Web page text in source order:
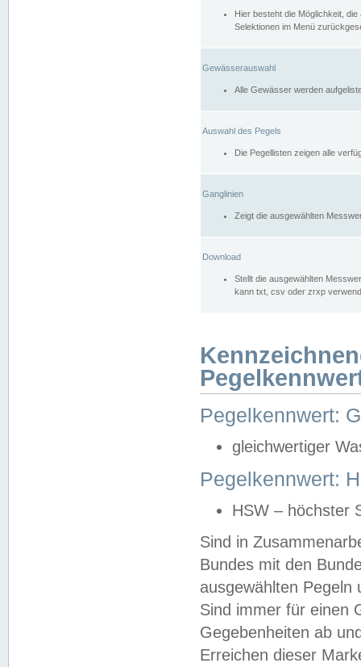
Hier besteht die Möglichkeit,
Selektionen im Menü
Gewässerauswahl
Alle Gewässer werden
Auswahl des Pegels
Die Pegellisten zeigen alle
Ganglinien
Zeigt die ausgewählten
Download
Stellt die ausgewählten
kann txt, csv oder zrxp
Pegelkennwert:
gleichwertiger
Pegelkennwert:
HSW – höchster
Sind in
Bundes mit den
ausgewählten
Sind immer für einen
Gegebenheiten ab
Erreichen dieser